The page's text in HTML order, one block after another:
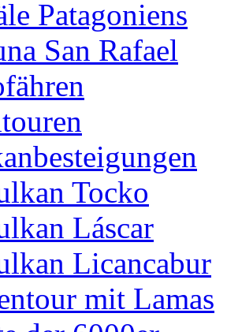
Patagoniens
San Rafael
Tocko
Láscar
Licancabur
mit Lamas